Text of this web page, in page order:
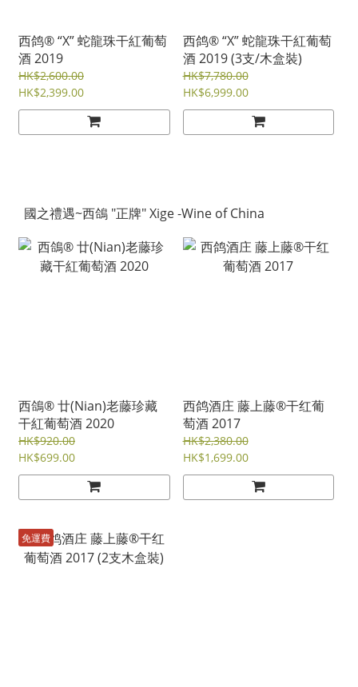
⻄鸽® “X” 蛇龍珠⼲紅葡萄
酒 2019
HK$2,600.00
HK$2,399.00
⻄鸽® “X” 蛇龍珠⼲紅葡萄
酒 2019 (3支/木盒裝)
HK$7,780.00
HK$6,999.00
國之禮遇~西鴿 "正牌" Xige -Wine of China
西鴿® 廿(Nian)老藤珍藏
干紅葡萄酒 2020
HK$920.00
HK$699.00
西鸽酒庄 藤上藤®干红葡
萄酒 2017
HK$2,380.00
HK$1,699.00
免運費